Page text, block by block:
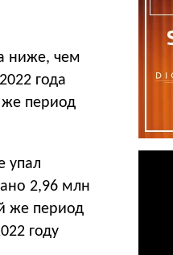
ниже, чем
года
же период
упал
2,96 млн
же период
году